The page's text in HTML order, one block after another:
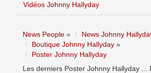
Vidéos Johnny Hallyday
News People » News Johnny
Boutique Johnny Hallyday »
Poster Johnny Hallyday
Les derniers Poster Johnny Hallyday ...